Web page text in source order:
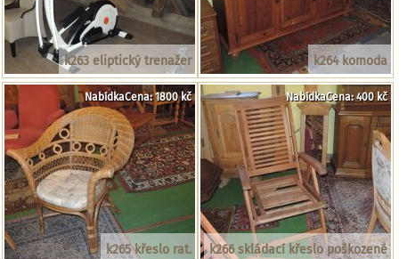
k263 eliptický trenažer k264 komoda
k265 křeslo rat.
NabídkaCena: 1800 kč
k266 skládací křeslo poškozené
NabídkaCena: 400 kč